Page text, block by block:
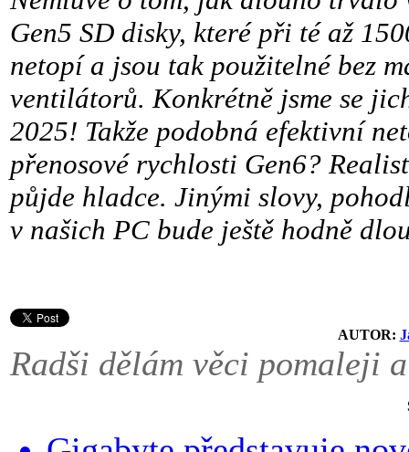
Gen5 SD disky, které při té až
netopí a jsou tak použitelné bez
ventilátorů. Konkrétně jsme se
2025! Takže podobná efektivní
přenosové rychlosti Gen6?
půjde hladce. Jinými slovy,
v našich PC bude ještě hodně
AUTOR:
Radši dělám věci pomaleji